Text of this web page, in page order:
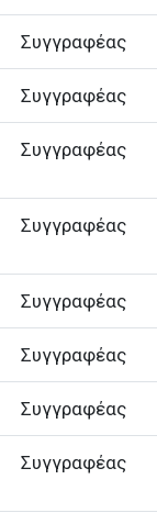
Συγγραφέας
Συγγραφέας
Συγγραφέας
Συγγραφέας
Συγγραφέας
Συγγραφέας
Συγγραφέας